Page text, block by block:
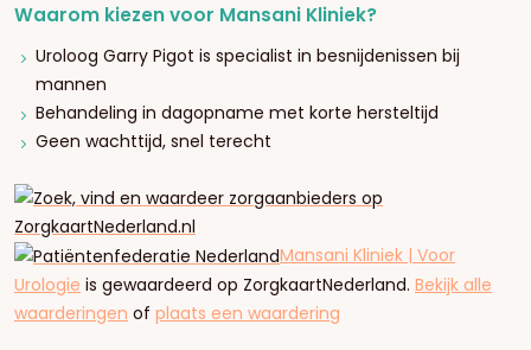
Waarom kiezen voor Mansani Kliniek?
Uroloog Garry Pigot is specialist in besnijdenissen bij
mannen
Behandeling in dagopname met korte hersteltijd
Geen wachttijd, snel terecht
Mansani Kliniek | Voor
Urologie is gewaardeerd op ZorgkaartNederland. Bekijk alle
waarderingen of plaats een waardering